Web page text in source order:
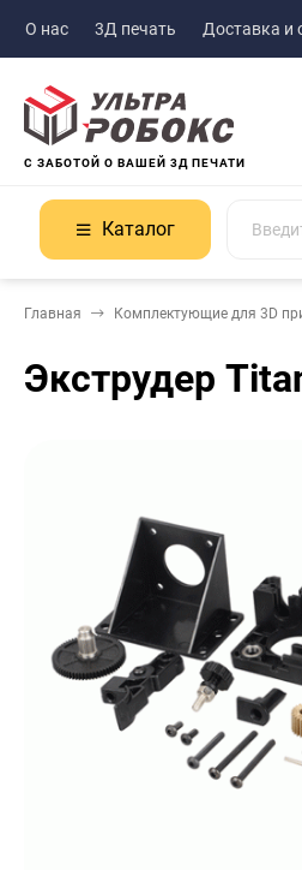
О нас 3Д печать Доставка и
С ЗАБОТОЙ О ВАШЕЙ 3Д ПЕЧАТИ
Каталог
Главная Комплектующие для 3D
Экструдер